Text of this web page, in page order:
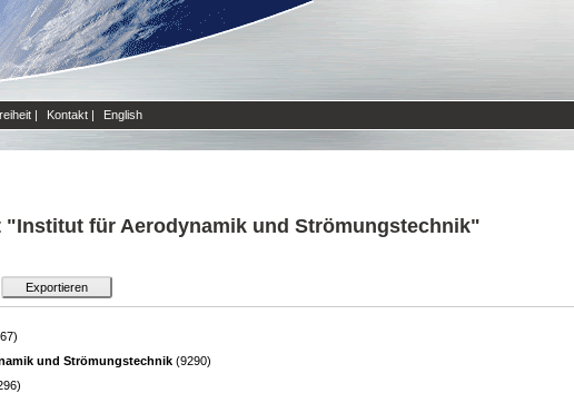
| Kontakt | English
"Institut für Aerodynamik und Strömungstechnik"
und Strömungstechnik (9290)